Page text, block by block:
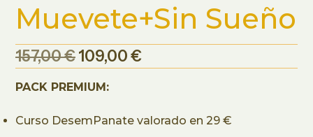
Muevete+Sin Sueño
157,00€El
precio
era:
109,00€
es:
PACK PREMIUM:
Curso DesemPanate valorado en 29 €